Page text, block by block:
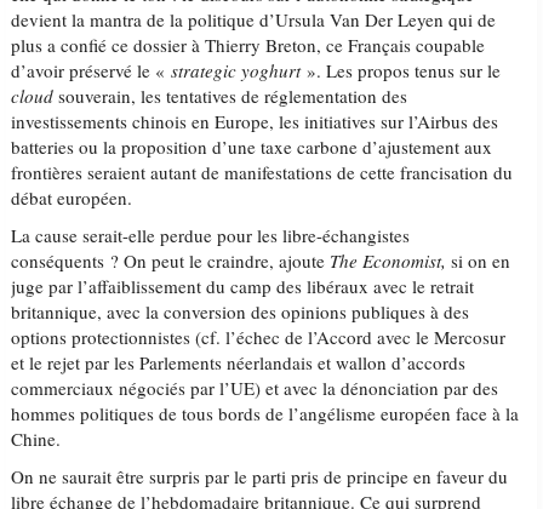
devient la mantra de la politique d’Ursula Van Der Leyen qui de
plus a confié ce dossier à Thierry Breton, ce Français coupable
d’avoir préservé le «strategic yoghurt». Les propos tenus sur le
cloudsouverain, les tentatives de réglementation des
investissements chinois en Europe, les initiatives sur l’Airbus des
batteries ou la proposition d’une taxe carbone d’ajustement aux
frontières seraient autant de manifestations de cette francisation du
débat européen.
La cause serait-elle perdue pour les libre-échangistes
conséquents ? On peut le craindre, ajoute The Economist,si on en
juge par l’affaiblissement du camp des libéraux avec le retrait
britannique, avec la conversion des opinions publiques à des
options protectionnistes (cf. l’échec de l’Accord avec le Mercosur
et le rejet par les Parlements néerlandais et wallon d’accords
commerciaux négociés par l’UE) et avec la dénonciation par des
hommes politiques de tous bords de l’angélisme européen face à la
Chine.
On ne saurait être surpris par le parti pris de principe en faveur du
libre échange de l’hebdomadaire britannique. Ce qui surprend